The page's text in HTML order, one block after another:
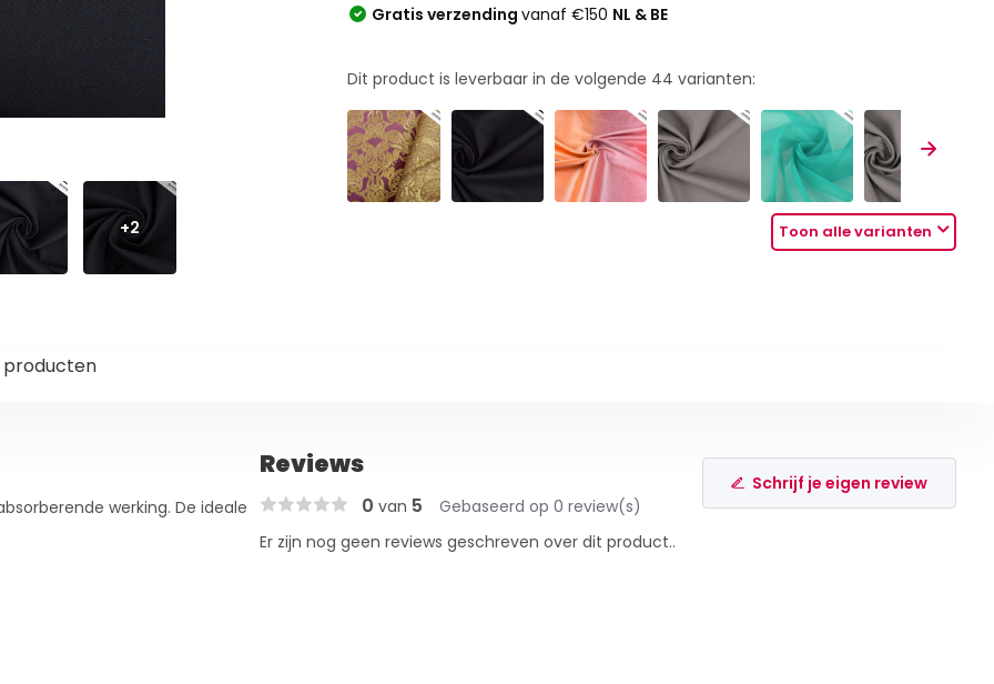
+2
Gratis verzendingvanaf €150 NL & BE
Dit product is leverbaar in de volgende 44 varianten:
Toon alle varianten
werking. De ideale
Reviews
0 van 5 Gebaseerd op 0 review(s)
Schrijf je eigen review
Er zijn nog geen reviews geschreven over dit product..